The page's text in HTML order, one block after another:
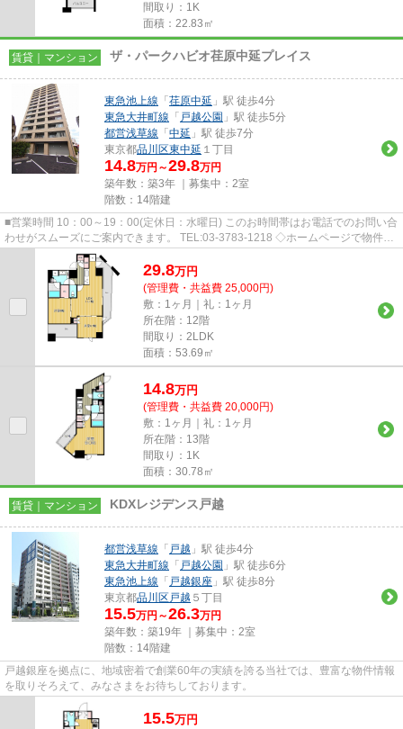
間取り：1K
面積：22.83㎡
賃貸｜マンション ザ・パークハビオ荏原中延プレイス
東急池上線 「 荏原中延 」駅 徒歩4分
東急大井町線 「 戸越公園 」駅 徒歩5分
都営浅草線 「 中延 」駅 徒歩7分
東京都品川区東中延 １丁目
14.8万円～29.8万円
築年数：築3年 ｜募集中： 2室
階数：14階建
■営業時間 10：00～19：00(定休日：水曜日) このお時間帯はお電話でのお問い合
わせがスムーズにご案内できます。 TEL:03-3783-1218 ◇ホームページで物件探
しや来店予約◇ 弊社ホー...
29.8万円
(管理費・共益費 25,000円)
敷：1ヶ月｜礼：1ヶ月
所在階：12階
間取り：2LDK
面積：53.69㎡
14.8万円
(管理費・共益費 20,000円)
敷：1ヶ月｜礼：1ヶ月
所在階：13階
間取り：1K
面積：30.78㎡
賃貸｜マンション KDXレジデンス戸越
都営浅草線 「 戸越 」駅 徒歩4分
東急大井町線 「 戸越公園 」駅 徒歩6分
東急池上線 「 戸越銀座 」駅 徒歩8分
東京都品川区 戸越 ５丁目
15.5万円～26.3万円
築年数：築19年 ｜募集中： 2室
階数：14階建
戸越銀座を拠点に、地域密着で創業60年の実績を誇る当社では、豊富な物件情報
を取りそろえて、みなさまをお待ちしております。
15.5万円